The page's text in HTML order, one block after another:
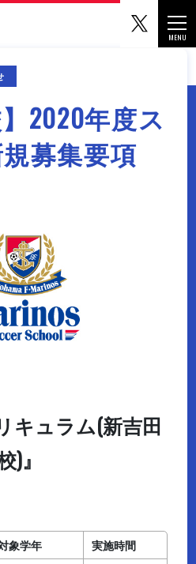
MENU
マリ
2020年度ス
募集要項
キュラム(新吉田
)』
象学年
実施時間